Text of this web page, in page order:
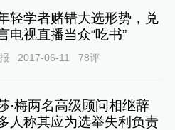
轻学者赌错大选形势，兑
电视直播当众“吃书”
2017-06-11 78评
·梅两名高级顾问相继辞
人称其应为选举失利负责